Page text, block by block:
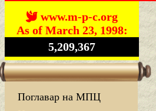
www.m-p-c.org
As of March 23, 1998:
5,209,367
Поглавар на МПЦ